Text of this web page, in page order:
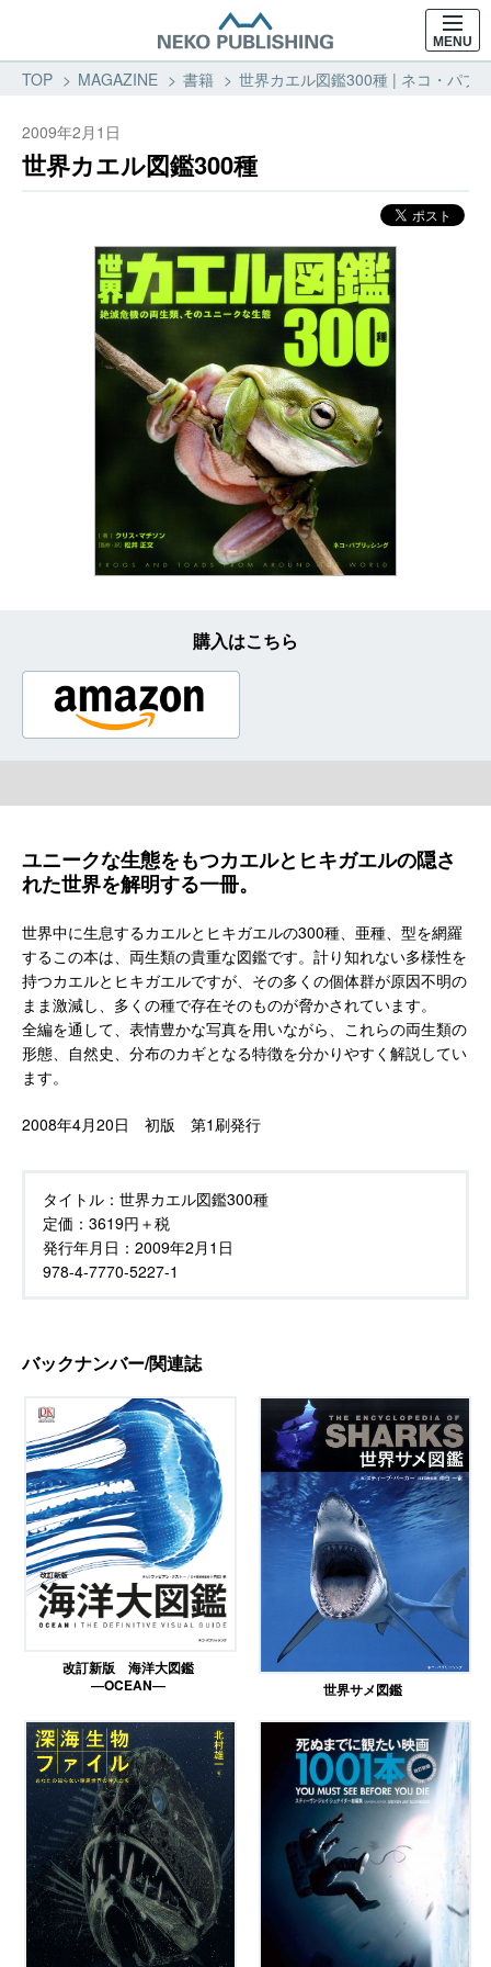
MENU
TOP MAGAZINE 書籍 世界カエル図鑑300種 | ネコ・パブ
2009年2月1日
世界カエル図鑑300種
購入はこちら
ユニークな生態をもつカエルとヒキガエルの隠さ
れた世界を解明する一冊。
世界中に生息するカエルとヒキガエルの300種、亜種、型を網羅
するこの本は、両生類の貴重な図鑑です。計り知れない多様性を
持つカエルとヒキガエルですが、その多くの個体群が原因不明の
まま激減し、多くの種で存在そのものが脅かされています。
全編を通して、表情豊かな写真を用いながら、これらの両生類の
形態、自然史、分布のカギとなる特徴を分かりやすく解説してい
ます。
2008年4月20日 初版 第1刷発行
タイトル： 世界カエル図鑑300種
定価： 3619円＋税
発行年月日： 2009年2月1日
978-4-7770-5227-1
バックナンバー/関連誌
改訂新版 海洋大図鑑
―OCEAN―
世界サメ図鑑